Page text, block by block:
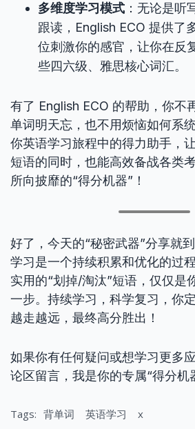
多维度学习模式 ：无论是听
跟读，English ECO 提供了
位刺激你的感官，让你在反
些四六级、雅思核心词汇。
有了 English ECO 的帮助，你不
单词明天忘，也不用烦恼如何系
你英语学习旅程中的得力助手，
短语的同时，也能高效备战各类
所向披靡的“得分机器”！
好了，今天的“秘密武器”分享就
学习是一个持续积累和优化的过
实用的“划掉/淘汰”短语，仅仅是
一步。持续学习，科学复习，你
越走越远，最终高分胜出！
如果你有任何疑问或想学习更多
论区留言，我是你的专属“得分机
Tags: 背单词 英语学习 x